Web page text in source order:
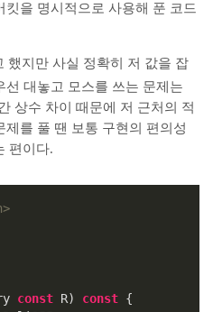
Q
)
킷을 명시적으로 사용해 푼 코드
했지만 사실 정확히 저 값을 잡
선 대놓고 모스를 쓰는 문제는
상수 차이 때문에 저 근처의 적
를 풀 땐 보통 구현의 편의성
편이다.
const R) const {